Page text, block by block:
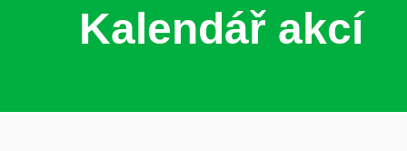
Kalendář akcí